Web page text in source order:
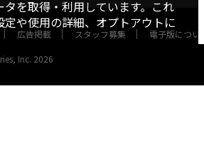
広告掲載 スタッフ募集 電子版について
Inc. 2026
を取得・利用しています。これ
や使用の詳細、オプトアウトに